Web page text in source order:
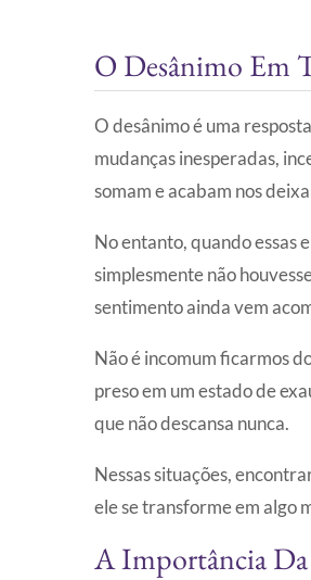
O Desânimo Em
O desânimo é uma
mudanças inesperadas,
somam e acabam nos
No entanto, quando essas
simplesmente não
sentimento ainda vem
Não é incomum ficarmos
preso em um estado de
que não descansa nunca.
Nessas situações,
ele se transforme em algo
A Importância